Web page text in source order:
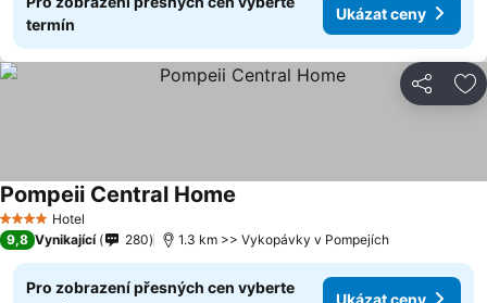
termín
Ukázat ceny
Sdílet
4 Počet hvězdiček
Hotel
Pompeii Central Home
9,8 Vynikající 280 1.3 km >> Vykopávky v Pompejích
Pro zobrazení přesných cen vyberte
Ukázat ceny